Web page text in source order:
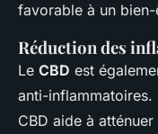
favorable à un
Réduction des
Le CBD est
anti-
CBD aide à